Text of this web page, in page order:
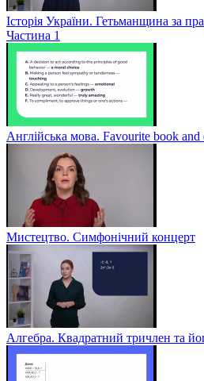
Історія України. Гетьманщина за
Частина 1
Англійська мова. Favourite book and
Мистецтво. Симфонічний концерт
Алгебра. Квадратний тричлен та